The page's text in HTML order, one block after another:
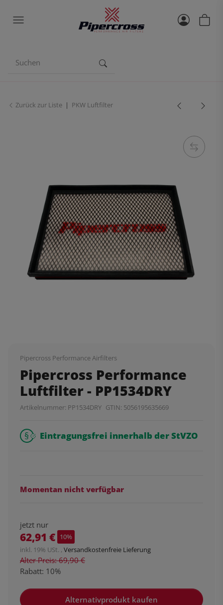
Zurück zur Liste PKW Luftfilter
Pipercross Performance Airfilters
Pipercross Performance
Luftfilter - PP1534DRY
Artikelnummer: PP1534DRY GTIN: 5056195635669
Eintragungsfrei innerhalb der StVZO
Momentan nicht verfügbar
jetzt nur
62,91 € 10%
inkl. 19% USt. , Versandkostenfreie Lieferung
Alter Preis: 69,90 €
Rabatt: 10%
Alternativprodukt kaufen